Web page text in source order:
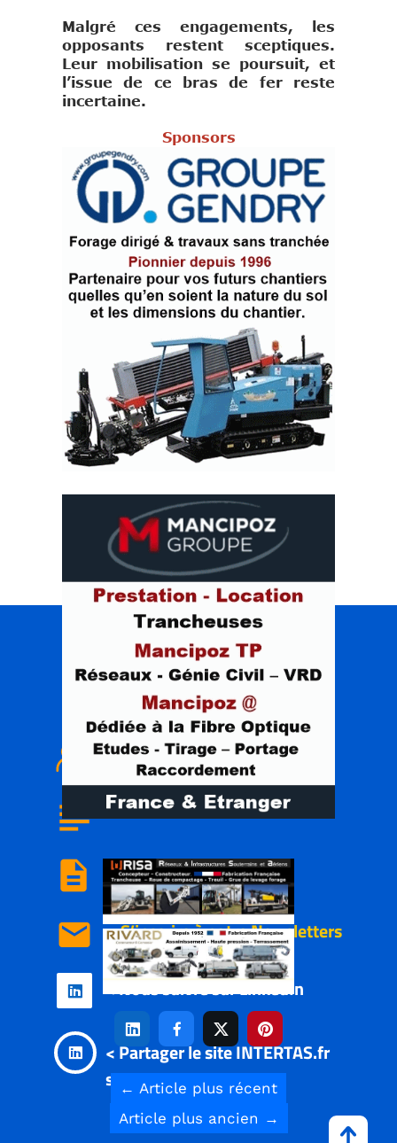
description
subject
email
INTERTAS
<Nouscontacter
< Nous suivre sur LinkedIn
< Qui sommes nous
< S’inscrire à notreNewsletters
< Mentions légales
Portail des réseaux aériens & souterrains
< Partager le site INTERTAS.fr
sur LinkedIn


Malgré ces engagements, les
opposants restent sceptiques.
Leur mobilisation se poursuit, et
l’issue de ce bras de fer reste
incertaine.
Sponsors
   
← Article plus récent
Article plus ancien →